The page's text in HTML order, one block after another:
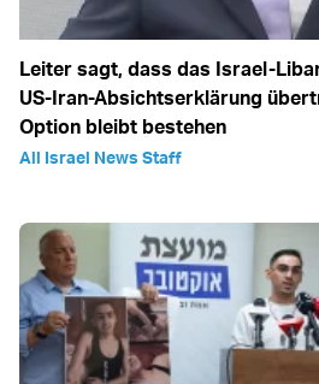
Leiter sagt, dass das Israel-
US-Iran-Absichtserklärung
Option bleibt bestehen
All Israel News Staff